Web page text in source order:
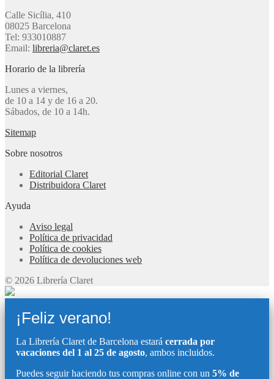
Calle Sicília, 410
08025 Barcelona
Tel: 933010887
Email: libreria@claret.es
Horario de la librería
Lunes a viernes,
de 10 a 14 y de 16 a 20.
Sábados, de 10 a 14h.
Sitemap
Sobre nosotros
Editorial Claret
Distribuidora Claret
Ayuda
Aviso legal
Política de privacidad
Política de cookies
Política de devoluciones web
© 2026 Librería Claret
¡Feliz verano!
La Librería Claret de Barcelona estará cerrada por
vacaciones del 1 al 25 de agosto, ambos incluidos.
Puedes seguir haciendo tus compras online con un 5% de